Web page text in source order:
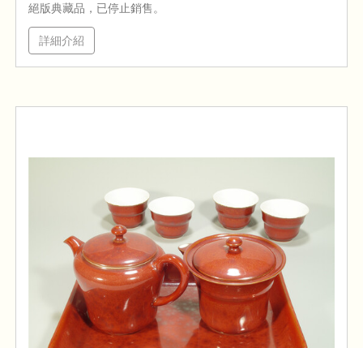
絕版典藏品，已停止銷售。
詳細介紹